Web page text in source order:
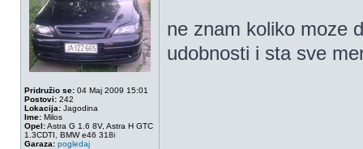
Pridružio se: 04 Maj 2009 15:01
Postovi: 242
Lokacija: Jagodina
Ime: Milos
Opel:Astra G 1.6 8V, Astra H GTC
1.3CDTI, BMW e46 318i
Garaza: pogledaj
ne znam koliko moze
udobnosti i sta sve